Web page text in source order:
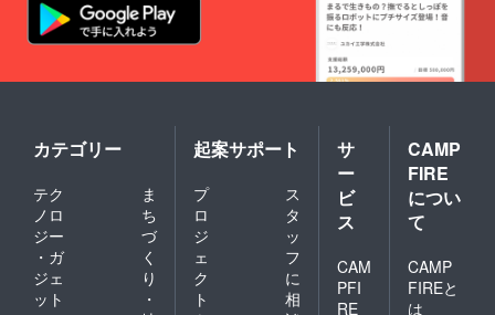
だけの仕事では、もう
すでにカメラマンの方
先日とある方からこん
きました カメラマン
ではなくて、アイドル
愛好家として自己紹介
してみればと たしか
いうちに発表できると
思いますので、楽しみ
クトのページ上では変
化はありませんが、リ
ターン内容に新しいリ
ターンを追加しますの
で、ぜひこんなリター
ンが欲しいなどありま
したら、ぜひコメント
カテゴリー
テク
ノロ
ジー
・ガ
ジェ
ット
ま
ち
づ
く
り
・
起案サポート
プ
ロ
ジ
ェ
ク
ト
ス
タ
ッ
フ
に
相
サ
ー
ビ
ス
CAM
PFI
RE
CAMP
FIRE
につい
て
CAMP
FIREと
は